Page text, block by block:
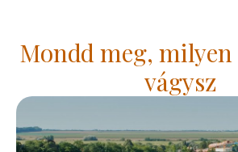
Mondd meg, milyen
vágysz